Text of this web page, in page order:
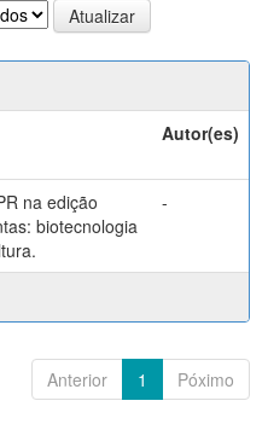
Autor(es)
na edição
biotecnologia
-
Anterior 1 Póximo